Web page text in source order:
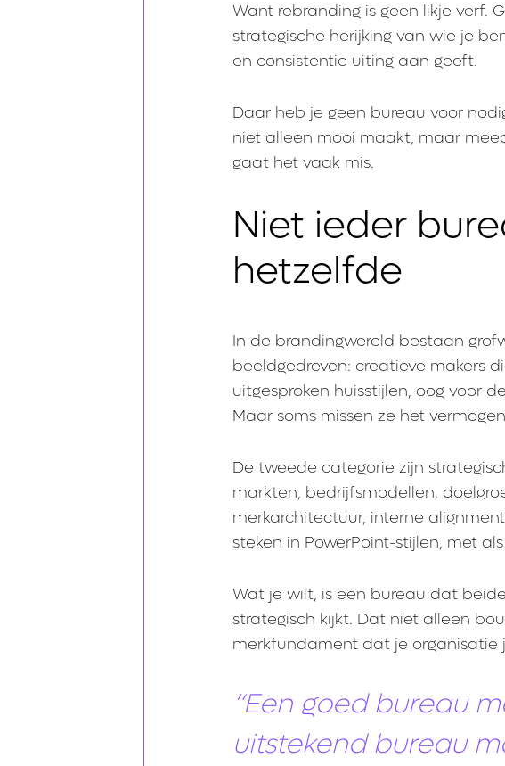
Want rebranding is geen likje verf.
strategische herijking van wie je
en consistentie uiting aan geeft.
Daar heb je geen bureau voor
niet alleen mooi maakt, maar
gaat het vaak mis.
Niet ieder
hetzelfde
In de brandingwereld bestaan
beeldgedreven: creatieve makers
uitgesproken huisstijlen, oog voor
Maar soms missen ze het
De tweede categorie zijn
markten, bedrijfsmodellen,
merkarchitectuur, interne
steken in PowerPoint-stijlen, met
Wat je wilt, is een bureau dat
strategisch kijkt. Dat niet alleen
merkfundament dat je organisatie
“Een goed bureau
uitstekend bureau